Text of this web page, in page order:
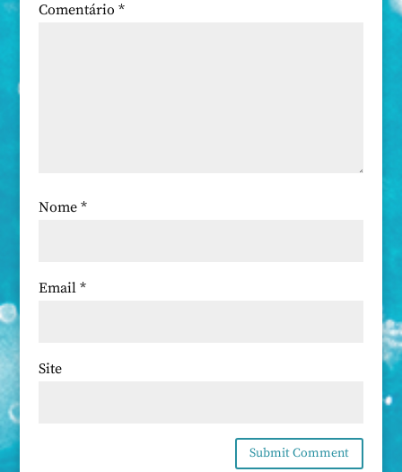
Comentário *
Nome *
Email *
Site